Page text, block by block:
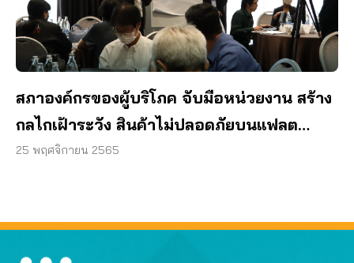
สภาองค์กรของผู้บริโภค จับมือหน่วยงาน สร้าง
กลไกเฝ้าระวัง สินค้าไม่ปลอดภัยบนแฟลต
ฟอร์มออนไลน์
25 พฤศจิกายน 2565